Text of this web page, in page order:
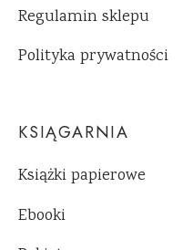
Regulamin sklepu
Polityka prywatności
KSIĄGARNIA
Książki papierowe
Ebooki